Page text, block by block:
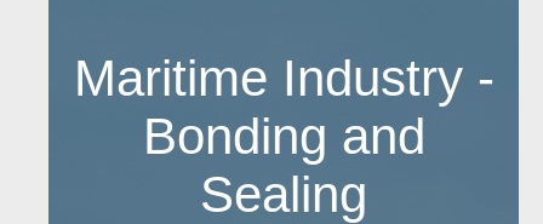
Maritime Industry -
Bonding and
Sealing